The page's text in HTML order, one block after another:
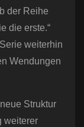
der Reihe
die erste.“
weiterhin
Wendungen
Struktur
weiterer